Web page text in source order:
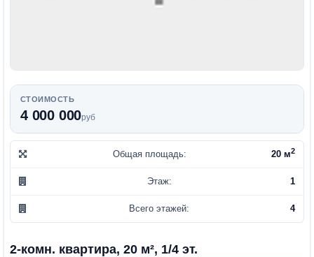
СТОИМОСТЬ
4 000 000руб
Общая площадь: 20 м2
Этаж: 1
Всего этажей: 4
2-комн. квартира, 20 м², 1/4 эт.